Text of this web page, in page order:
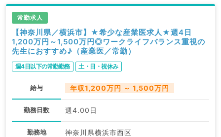
常勤求人
【神奈川県／横浜市】★希少な産業医求人★週4日
1,200万円～1,500万円◎ワークライフバランス重視の
先生におすすめ♪（産業医／常勤）
週4日以下の常勤勤務 土・日・祝休み
給与 年収1,200万円 ～ 1,500万円
勤務日数 週4.00日
勤務地 神奈川県横浜市西区